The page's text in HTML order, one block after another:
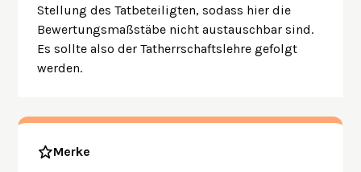
Stellung des Tatbeteiligten, sodass hier die
Bewertungsmaßstäbe nicht austauschbar sind.
Es sollte also der Tatherrschaftslehre gefolgt
werden.
Merke